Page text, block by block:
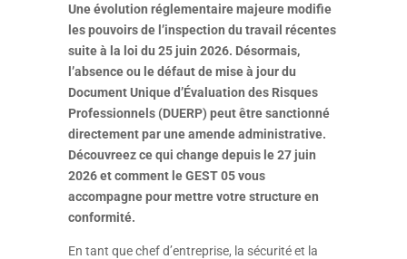
Une évolution réglementaire majeure modifie
les pouvoirs de l’inspection du travail récentes
suite à la loi du 25 juin 2026. Désormais,
l’absence ou le défaut de mise à jour du
Document Unique d’Évaluation des Risques
Professionnels (DUERP) peut être sanctionné
directement par une amende administrative.
Découvreez ce qui change depuis le 27 juin
2026 et comment le GEST 05 vous
accompagne pour mettre votre structure en
conformité.
En tant que chef d’entreprise, la sécurité et la